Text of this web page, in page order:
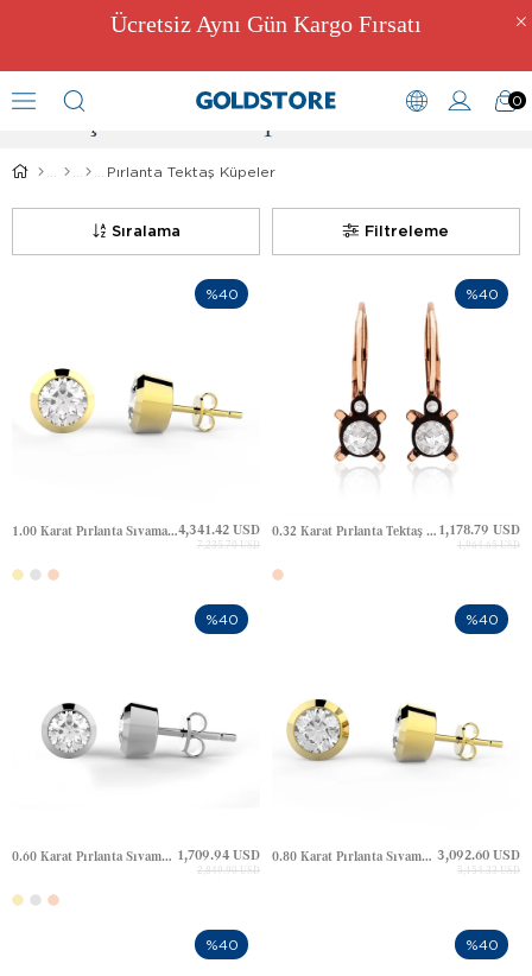
Ücretsiz Aynı Gün Kargo Fırsatı
0
Tektaş Pırlanta Küpe Modelleri
Pırlanta Tektaş Küpeler
Filtreleme
Sıralama
1.00 Karat Pırlanta Sıvama Tektaş Altın Küpe4,341.42 USD
7,235.70 USD
%40
0.32 Karat Pırlanta Tektaş Elmas Altın Küpe 1,178.79 USD
1,964.65 USD
%40
0.60 Karat Pırlanta Sıvama Tektaş Altın Küpe 1,709.94 USD
2,849.90 USD
%40
0.80 Karat Pırlanta Sıvama Tektaş Altın Küpe 3,092.60 USD
5,154.33 USD
%40
%40 %40